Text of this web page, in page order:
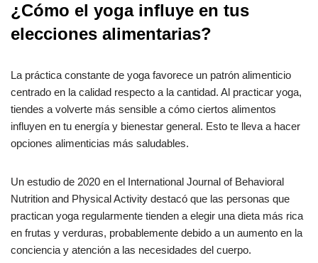
¿Cómo el yoga influye en tus
elecciones alimentarias?
La práctica constante de yoga favorece un patrón alimenticio
centrado en la calidad respecto a la cantidad. Al practicar yoga,
tiendes a volverte más sensible a cómo ciertos alimentos
influyen en tu energía y bienestar general. Esto te lleva a hacer
opciones alimenticias más saludables.
Un estudio de 2020 en el International Journal of Behavioral
Nutrition and Physical Activity destacó que las personas que
practican yoga regularmente tienden a elegir una dieta más rica
en frutas y verduras, probablemente debido a un aumento en la
conciencia y atención a las necesidades del cuerpo.